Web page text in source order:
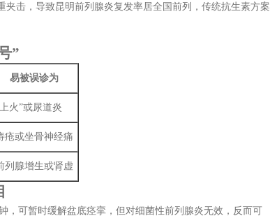
击，导致昆明前列腺炎复发率居全国前列，传统抗生素方案
”
易被误诊为
火”或尿道炎
疮或坐骨神经痛
列腺增生或肾虚
，可暂时缓解盆底痉挛，但对细菌性前列腺炎无效，反而可